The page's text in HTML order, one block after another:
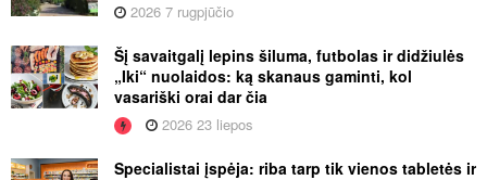
2026 7 rugpjūčio
Šį savaitgalį lepins šiluma, futbolas ir didžiulės
„Iki“ nuolaidos: ką skanaus gaminti, kol
vasariški orai dar čia
2026 23 liepos
Specialistai įspėja: riba tarp tik vienos tabletės ir